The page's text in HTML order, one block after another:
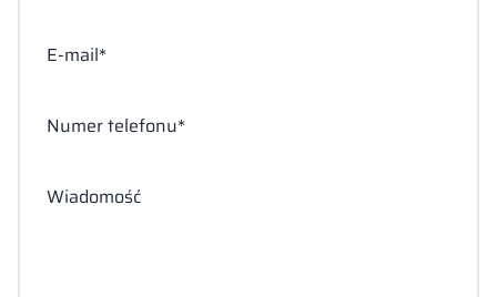
E-mail*
Numer telefonu*
Wiadomość